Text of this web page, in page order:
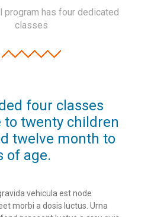
program has four dedicated
classes
four classes
twenty children
twelve month to
of age.
vehicula est node
morbi a dosis luctus. Urna